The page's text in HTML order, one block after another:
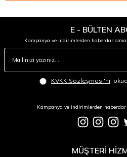
E - BÜLTEN
Kampanya ve indirimlerden haberdar
KVKK Sözleşmesi'ni ,
Kampanya ve indirimlerden
MÜŞTERİ